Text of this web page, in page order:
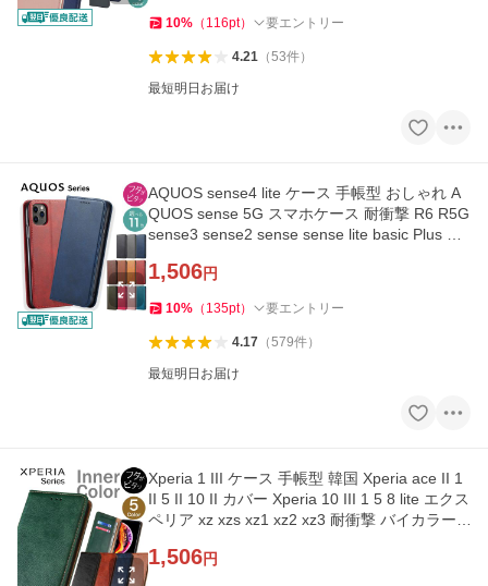
10% （ 116pt） 要エントリー
4.21（53件）
最短明日お届け
AQUOS sense4 lite ケース 手帳型 おしゃれ A
QUOS sense 5G スマホケース 耐衝撃 R6 R5G
sense3 sense2 sense sense lite basic Plus R3
1,506円
10% （ 135pt） 要エントリー
4.17（579件）
最短明日お届け
Xperia 1 III ケース 手帳型 韓国 Xperia ace II 1
II 5 II 10 II カバー Xperia 10 III 1 5 8 lite エクス
ペリア xz xzs xz1 xz2 xz3 耐衝撃 バイカラー y
1,506円